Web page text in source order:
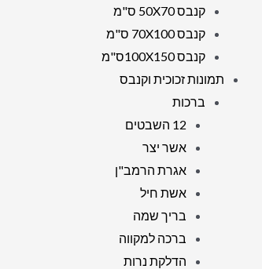
קנבס 50X70 ס"מ
קנבס 70X100 ס"מ
קנבס 100X150ס"מ
תמונות זכוכית וקנבס
ברכות
12 השבטים
אשר יצר
אגרת הרמב"ן
אשת חיל
בריך שמה
ברכה למקווה
הדלקת נרות